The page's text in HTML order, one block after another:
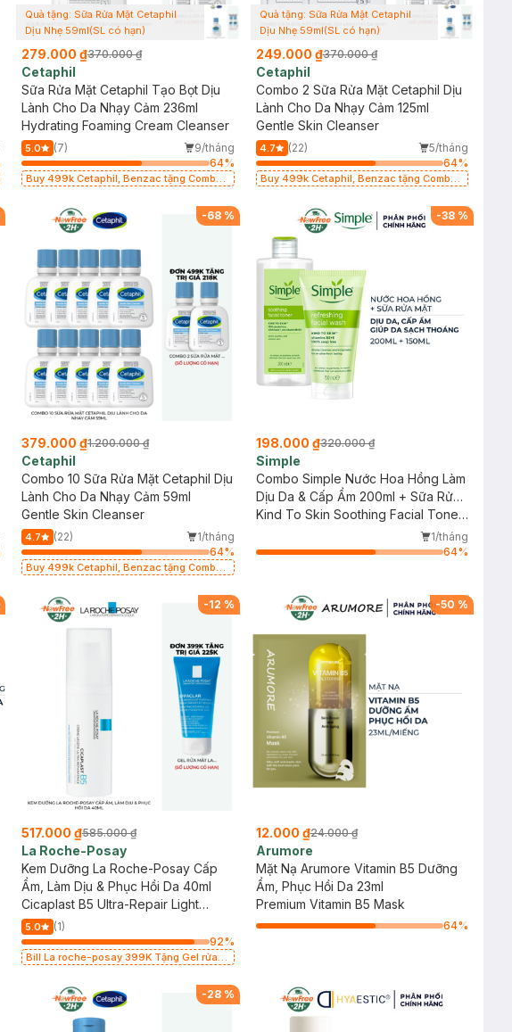
Quà tặng: Sữa Rửa Mặt Cetaphil
Dịu Nhẹ 59ml(SL có hạn)
279.000 ₫370.000 ₫
Cetaphil
Sữa Rửa Mặt Cetaphil Tạo Bọt Dịu
Lành Cho Da Nhạy Cảm 236ml
Hydrating Foaming Cream Cleanser
5.0 (7)
9/tháng
64%
Buy 499k Cetaphil, Benzac tặng Combo
Quà tặng: Sữa Rửa Mặt Cetaphil
Dịu Nhẹ 59ml(SL có hạn)
249.000 ₫370.000 ₫
Cetaphil
Combo 2 Sữa Rửa Mặt Cetaphil Dịu
Lành Cho Da Nhạy Cảm 125ml
Gentle Skin Cleanser
4.7 (22)
5/tháng
64%
Buy 499k Cetaphil, Benzac tặng Combo
-68%
379.000 ₫1.200.000 ₫
Cetaphil
Combo 10 Sữa Rửa Mặt Cetaphil Dịu
Lành Cho Da Nhạy Cảm 59ml
Gentle Skin Cleanser
4.7 (22)
1/tháng
64%
Buy 499k Cetaphil, Benzac tặng Combo
-38 %
198.000 ₫320.000 ₫
Simple
Combo Simple Nước Hoa Hồng Làm
Dịu Da & Cấp Ẩm 200ml + Sữa Rửa
Mặt Giúp Da Sạch Thoáng 150ml
Kind To Skin Soothing Facial Toner
+ Kind To Skin Refreshing Facial
Wash Gel
1/tháng
64%
-12 %
517.000 ₫585.000 ₫
La Roche-Posay
Kem Dưỡng La Roche-Posay Cấp
Ẩm, Làm Dịu & Phục Hồi Da 40ml
Cicaplast B5 Ultra-Repair Light
Cream
5.0
(1)
92%
Bill La roche-posay 399K Tặng Gel rửa
-50 %
12.000 ₫24.000 ₫
Arumore
Mặt Nạ Arumore Vitamin B5 Dưỡng
Ẩm, Phục Hồi Da 23ml
Premium Vitamin B5 Mask
64%
-28%